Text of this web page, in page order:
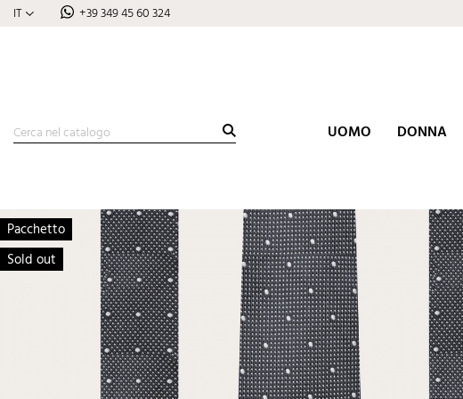
IT +39 349 45 60 324
UOMO DONNA
Pacchetto
Sold out